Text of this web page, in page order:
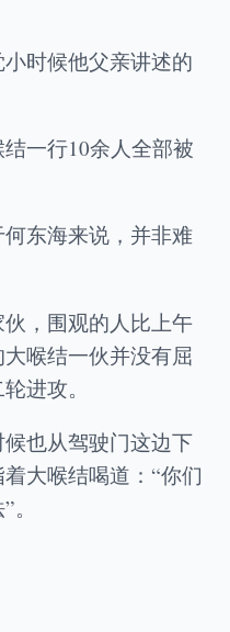
时候他父亲讲述的
一行10余人全部被
东海来说，并非难
，围观的人比上午
喉结一伙并没有屈
进攻。
也从驾驶门这边下
大喉结喝道：“你们